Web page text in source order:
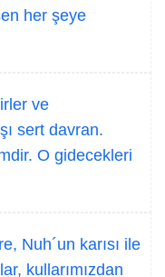
her şeye
ve
sert davran.
O gidecekleri
Nuh´un karısı ile
kullarımızdan